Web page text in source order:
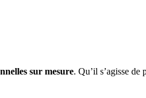
sur mesure. Qu’il s’agisse